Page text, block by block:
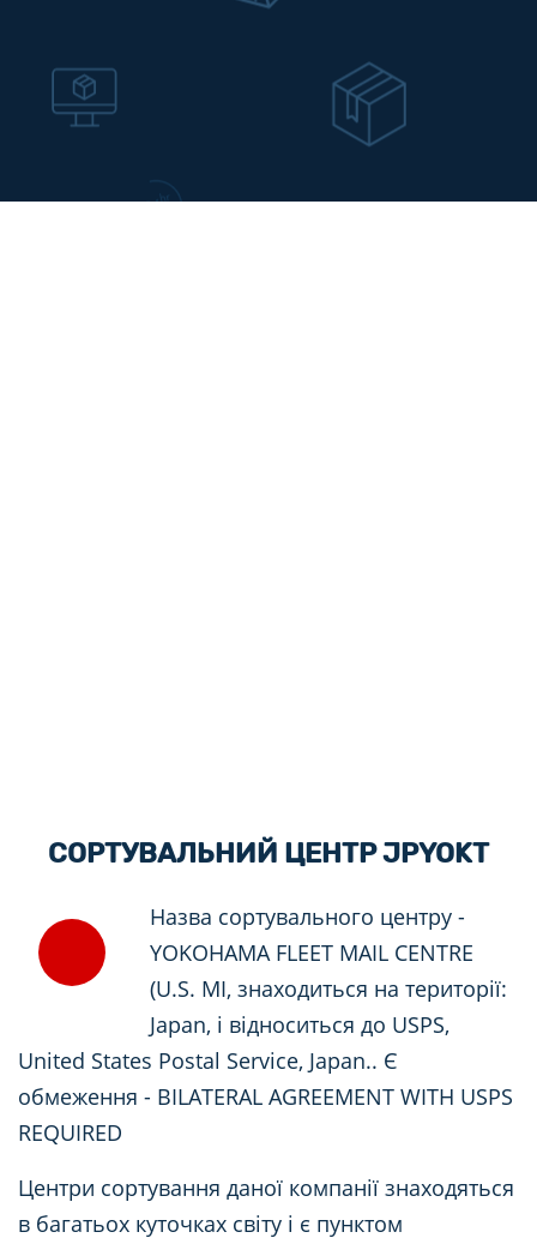
СОРТУВАЛЬНИЙ ЦЕНТР JPYOKT
Назва сортувального центру -
YOKOHAMA FLEET MAIL CENTRE
(U.S. MI, знаходиться на території:
Japan, і відноситься до USPS,
United States Postal Service, Japan.. Є
обмеження - BILATERAL AGREEMENT WITH USPS
REQUIRED
Центри сортування даної компанії знаходяться
в багатьох куточках світу і є пунктом